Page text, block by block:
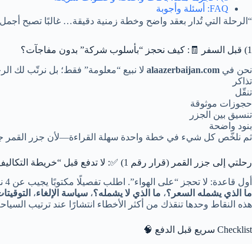
FAQ: أسئلة وأجوبة
“الرحلة التي تُدار بعقد واضح وخطة زمنية دقيقة… غالبًا تصبح
1) قبل السفر 🧾: كيف نحجز “بأسلوب شركة” بدون مفاجآت؟
نحن في alaazerbaijan.com لا نبيع “معلومة” فقط؛ بل نرتّب لك
تذاكر
تنقّل
حجوزات موثوقة
تنسيق بين الجزر
بنود واضحة
ثم نلخّص كل شيء في خطة واحدة سهلة القراءة—لأن جزر القمر
رحلتي إلى جزر القمر (قرار رقم 1) ✅: لا تدفع قبل “خريطة التكاليف”
أول قاعدة: لا تحجز “على الهواء”. اطلب تفصيلًا مكتوبًا يجيب عن 4 نقاط:
ما الذي يشمله السعر؟، ما الذي لا يشمله؟، سياسة الإلغاء،
هذه النقاط وحدها تنقذك من أكثر الأخطاء انتشارًا عند ترتيب
Checklist سريع قبل الدفع 🧠